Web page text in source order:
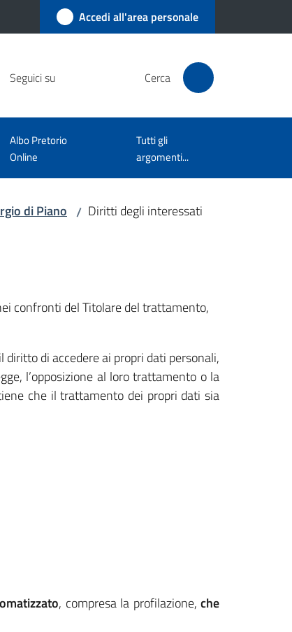
Accedi all'area personale
Seguici su Cerca
Albo Pretorio
Online
Tutti gli
argomenti...
di Piano / Diritti degli interessati
confronti del Titolare del trattamento,
di accedere ai propri dati personali,
l’opposizione al loro trattamento o la
che il trattamento dei propri dati sia
, compresa la profilazione,che